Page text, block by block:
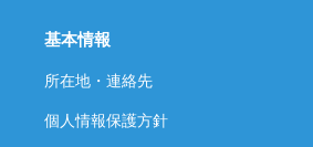
基本情報
所在地・連絡先
個人情報保護方針